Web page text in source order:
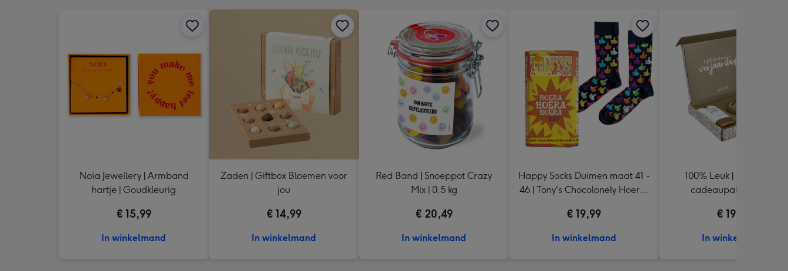
Noia Jewellery | Armband
hartje | Goudkleurig
€ 15,99
In winkelmand
Zaden | Giftbox Bloemen voor
jou
€ 14,99
In winkelmand
Red Band | Snoeppot Crazy
Mix | 0,5 kg
€ 20,49
In winkelmand
Happy Socks Duimen maat 41 -
46 | Tony's Chocolonely Hoera,
€ 19,99
In winkelmand
100% Leuk | Brievenbus
cadeaupakket | Fijne
€ 19,95
In winkelmand